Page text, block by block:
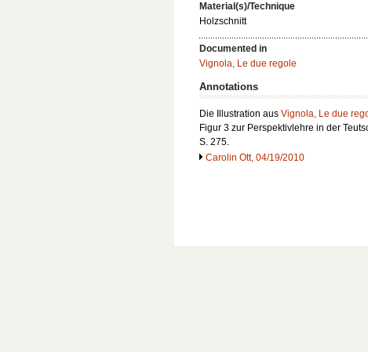
Material(s)/Technique
Holzschnitt
Documented in
Vignola, Le due regole
Annotations
Die Illustration aus Vignola, Le due
Figur 3 zur Perspektivlehre in der
S. 275.
Carolin Ott, 04/19/2010